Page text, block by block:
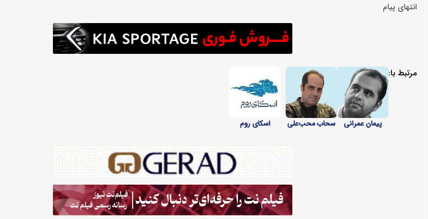
انتهای پیام
مرتبط با:
پیمان عمرانی سحاب محب‌علی اسکای روم